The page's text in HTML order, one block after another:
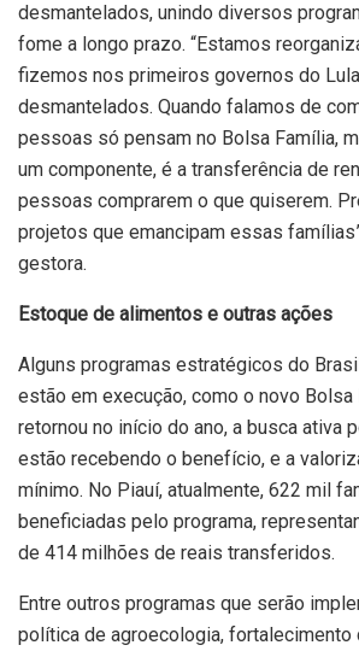
desmantelados, unindo diversos
fome a longo prazo. “Estamos
fizemos nos primeiros governos do
desmantelados. Quando falamos de
pessoas só pensam no Bolsa Família,
um componente, é a transferência de
pessoas comprarem o que quiserem.
projetos que emancipam essas
gestora.
Estoque de alimentos e outras ações
Alguns programas estratégicos do
estão em execução, como o novo Bolsa
retornou no início do ano, a busca ativa
estão recebendo o benefício, e a
mínimo. No Piauí, atualmente, 622 mil
beneficiadas pelo programa,
de 414 milhões de reais transferidos.
Entre outros programas que serão
política de agroecologia, fortalecimento